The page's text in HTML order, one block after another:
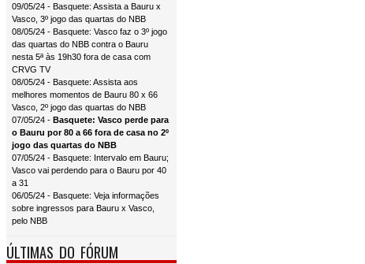
09/05/24 - Basquete: Assista a Bauru x
Vasco, 3º jogo das quartas do NBB
08/05/24 - Basquete: Vasco faz o 3º jogo
das quartas do NBB contra o Bauru
nesta 5ª às 19h30 fora de casa com
CRVG TV
08/05/24 - Basquete: Assista aos
melhores momentos de Bauru 80 x 66
Vasco, 2º jogo das quartas do NBB
07/05/24 - Basquete: Vasco perde para
o Bauru por 80 a 66 fora de casa no 2º
jogo das quartas do NBB
07/05/24 - Basquete: Intervalo em Bauru;
Vasco vai perdendo para o Bauru por 40
a 31
06/05/24 - Basquete: Veja informações
sobre ingressos para Bauru x Vasco,
pelo NBB
ÚLTIMAS DO FÓRUM